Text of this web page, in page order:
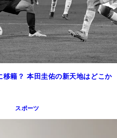
移籍？ 本田圭佑の新天地はどこか
スポーツ